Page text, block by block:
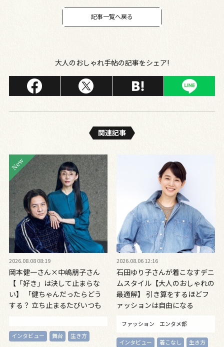
記事一覧へ戻る
大人のおしゃれ手帖の記事をシェア!
関連記事
2026.08.08 08:19
岡本健一さん×中嶋朋子さん
【「好き」は決して止まらな
い】 「健ちゃんだったらどう
する？ 立ち止まるたびいつも
インタビュー 舞台 生き方
2026.08.06 12:16
石田ゆり子さんが着こなすデニ
ムスタイル【大人のおしゃれの
最適解】 引き算をするほどフ
ァッションは自由になる
ファッション エンタメ部
インタビュー 着こなし 生き方